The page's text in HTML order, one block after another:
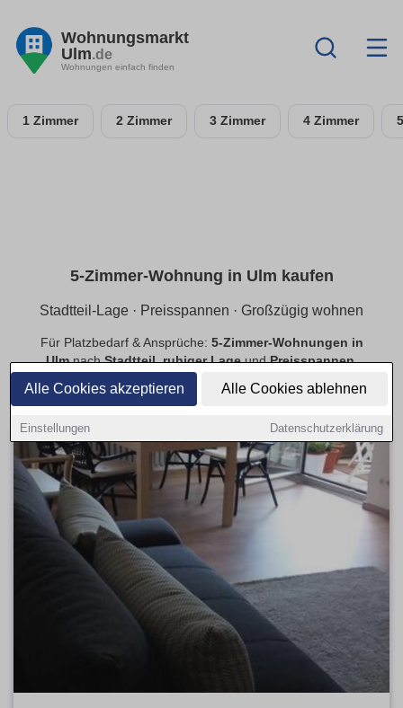
Alle Cookies akzeptieren Alle Cookies ablehnen
Einstellungen Datenschutzerklärung
Wohnungsmarkt
Ulm.de
Wohnungen einfach finden
1 Zimmer 2 Zimmer 3 Zimmer 4 Zimmer
5-Zimmer-Wohnung in Ulm kaufen
Stadtteil-Lage · Preisspannen · Großzügig wohnen
Für Platzbedarf & Ansprüche: 5-Zimmer-Wohnungen in
UlmnachStadtteil,ruhiger LageundPreisspannen.
Angebote mit passender Ausstattung.